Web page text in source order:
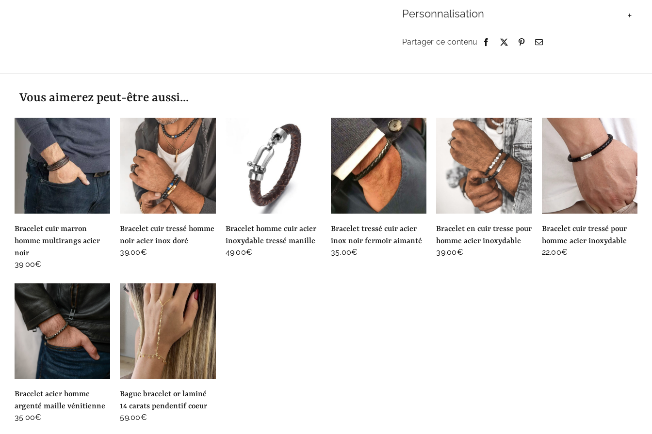
Personnalisation
Partager ce contenu
Vous aimerez peut-être aussi...
bracelet cuir marron
homme multirangs acier
noir
39.00€
bracelet cuir tressé homme
noir acier inox doré
39.00€
bracelet homme cuir acier
inoxydable tressé manille
49.00€
bracelet tressé cuir acier
inox noir fermoir aimanté
35.00€
bracelet en cuir tresse pour
homme acier inoxydable
39.00€
bracelet cuir tressé pour
homme acier inoxydable
22.00€
bracelet acier homme
argenté maille vénitienne
35.00€
bague bracelet or laminé
14 carats pendentif coeur
59.00€